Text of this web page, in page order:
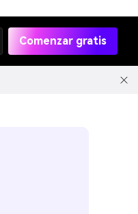
Comenzar gratis